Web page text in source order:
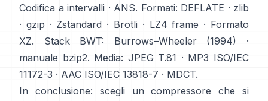
Codifica a intervalli · ANS. Formati: DEFLATE · zlib
· gzip · Zstandard · Brotli · LZ4 frame · Formato
XZ. Stack BWT: Burrows–Wheeler (1994)
·
manuale bzip2. Media: JPEG T.81 · MP3 ISO/IEC
11172-3 · AAC ISO/IEC 13818-7 · MDCT.
In conclusione: scegli un compressore che si